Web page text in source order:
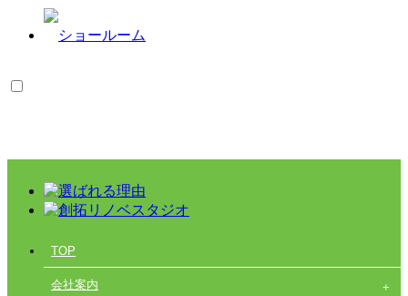
TOP
会社案内